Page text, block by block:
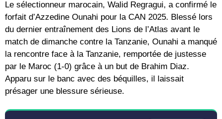
Le sélectionneur marocain, Walid Regragui, a confirmé le
forfait d’Azzedine Ounahi pour la CAN 2025. Blessé lors
du dernier entraînement des Lions de l’Atlas avant le
match de dimanche contre la Tanzanie, Ounahi a manqué
la rencontre face à la Tanzanie, remportée de justesse
par le Maroc (1-0) grâce à un but de Brahim Diaz.
Apparu sur le banc avec des béquilles, il laissait
présager une blessure sérieuse.